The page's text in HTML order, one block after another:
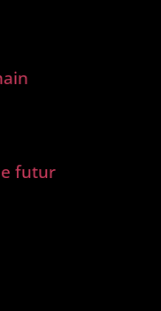
futur